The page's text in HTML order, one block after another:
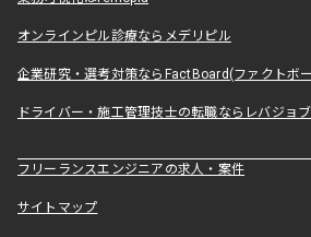
オンラインピル診療ならメデリピル
企業研究・選考対策ならFactBoard(ファクトボ
ドライバー・施工管理技士の転職ならレバジョブ
フリーランスエンジニアの求人・案件
サイトマップ